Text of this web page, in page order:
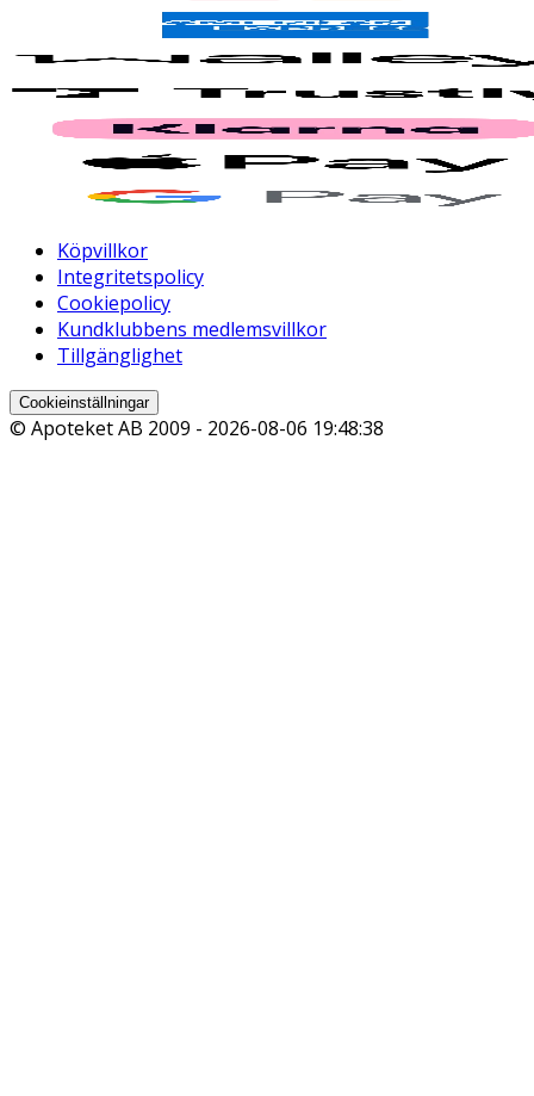
Köpvillkor
Integritetspolicy
Cookiepolicy
Kundklubbens medlemsvillkor
Tillgänglighet
Cookieinställningar
© Apoteket AB 2009 - 2026-08-06 19:48:38